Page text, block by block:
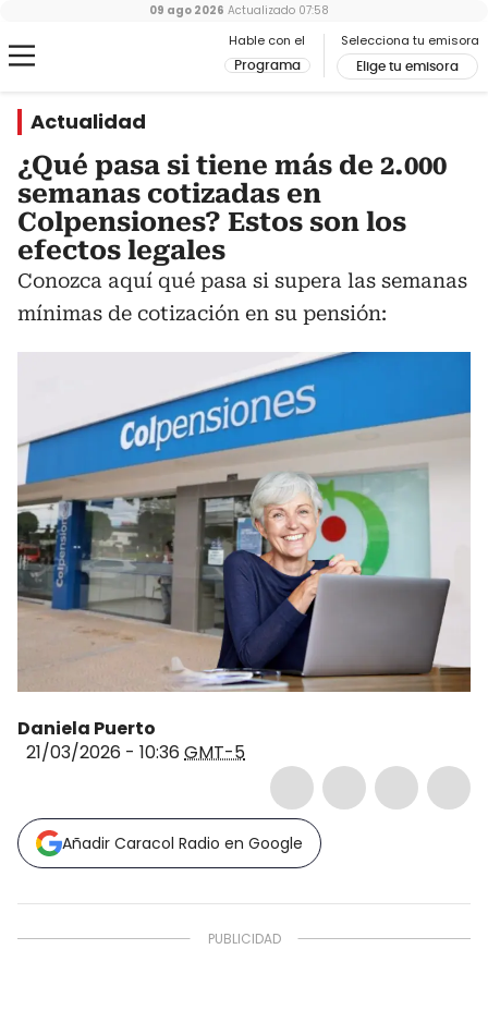
Hable con el
Programa
Selecciona tu emisora
Elige tu emisora
09 ago 2026 Actualizado 07:58
Actualidad
¿Qué pasa si tiene más de 2.000
semanas cotizadas en
Colpensiones? Estos son los
efectos legales
Conozca aquí qué pasa si supera las semanas
mínimas de cotización en su pensión:
Daniela Puerto
21/03/2026 - 10:36 GMT-5
Añadir Caracol Radio en Google